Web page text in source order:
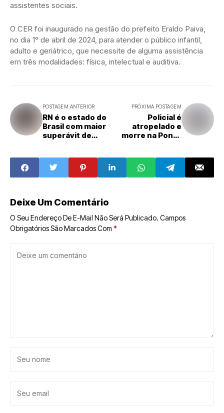
assistentes sociais.
O CER foi inaugurado na gestão do prefeito Eraldo Paiva,
no dia 1° de abril de 2024, para atender o público infantil,
adulto e geriátrico, que necessite de alguma assistência
em três modalidades: física, intelectual e auditiva.
POSTAGEM ANTERIOR
RN é o estado do
Brasil com maior
superávit de
Déficit no País é
de 174.436 vagas
PRÓXIMA POSTAGEM
Policial é
atropelado e
morre na Ponte
lento no local
Deixe Um Comentário
O Seu Endereço De E-Mail Não Será Publicado. Campos
Obrigatórios São Marcados Com *